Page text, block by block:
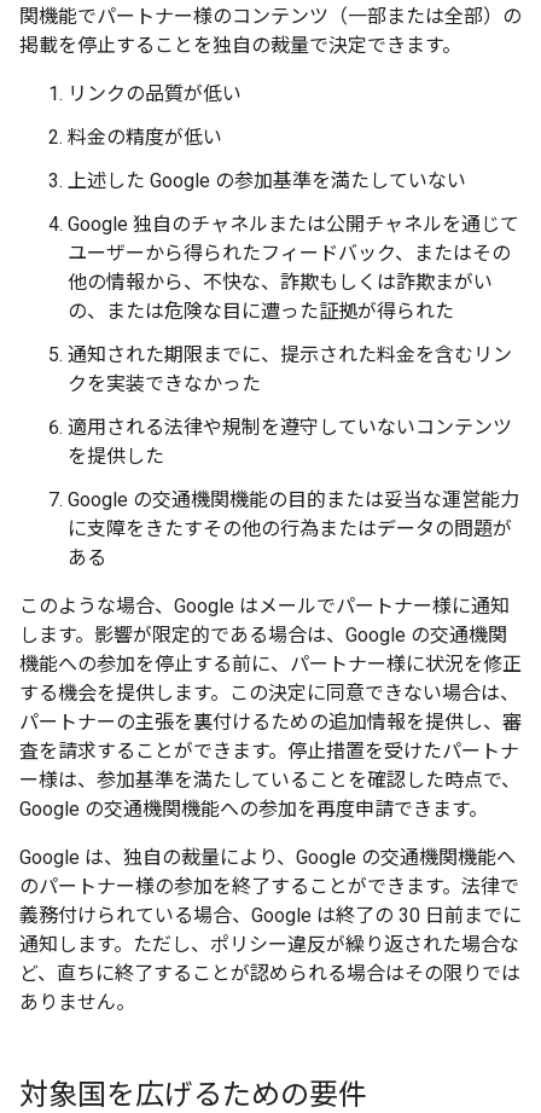
関機能でパートナー様のコンテンツ（一部または全部）の
掲載を停止することを独自の裁量で決定できます。
リンクの品質が低い
料金の精度が低い
上述した Google の参加基準を満たしていない
Google 独自のチャネルまたは公開チャネルを通じて
ユーザーから得られたフィードバック、またはその
他の情報から、不快な、詐欺もしくは詐欺まがい
の、または危険な目に遭った証拠が得られた
通知された期限までに、提示された料金を含むリン
クを実装できなかった
適用される法律や規制を遵守していないコンテンツ
を提供した
Google の交通機関機能の目的または妥当な運営能力
に支障をきたすその他の行為またはデータの問題が
ある
このような場合、Google はメールでパートナー様に通知
します。影響が限定的である場合は、Google の交通機関
機能への参加を停止する前に、パートナー様に状況を修正
する機会を提供します。この決定に同意できない場合は、
パートナーの主張を裏付けるための追加情報を提供し、審
査を請求することができます。停止措置を受けたパートナ
ー様は、参加基準を満たしていることを確認した時点で、
Google の交通機関機能への参加を再度申請できます。
Google は、独自の裁量により、Google の交通機関機能へ
のパートナー様の参加を終了することができます。法律で
義務付けられている場合、Google は終了の 30 日前までに
通知します。ただし、ポリシー違反が繰り返された場合な
ど、直ちに終了することが認められる場合はその限りでは
ありません。
対象国を広げるための要件